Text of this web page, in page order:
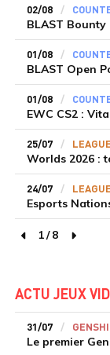
02/08
BLAST Bounty
01/08
01/08
EWC CS2 :
25/07
Worlds 2026 :
24/07
page précédente
1/8
page
ACTU JEUX
31/07